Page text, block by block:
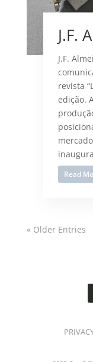
J.F.
J.F.
revista
edição.
Read
« Older Entries